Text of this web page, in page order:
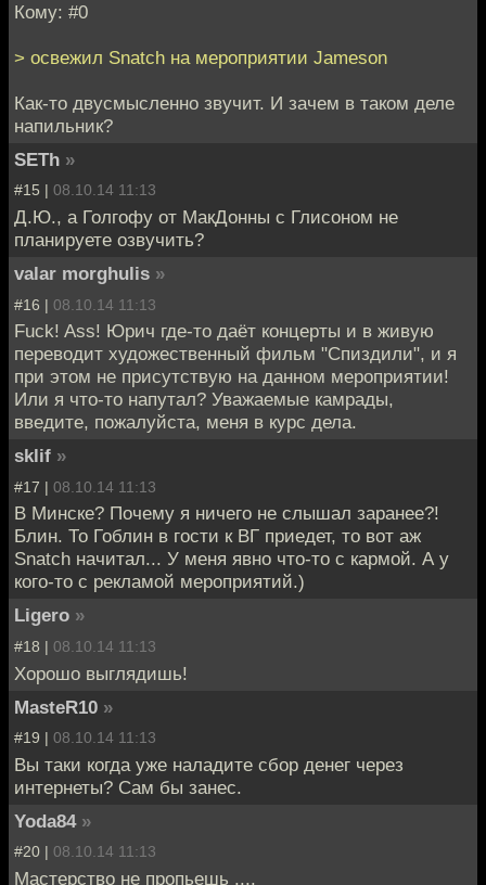
Кому: #0
> освежил Snatch на мероприятии Jameson
Как-то двусмысленно звучит. И зачем в таком деле
напильник?
SETh »
#15 | 08.10.14 11:13
Д.Ю., а Голгофу от МакДонны с Глисоном не
планируете озвучить?
valar morghulis »
#16 | 08.10.14 11:13
Fuck! Ass! Юрич где-то даёт концерты и в живую
переводит художественный фильм "Спиздили", и я
при этом не присутствую на данном мероприятии!
Или я что-то напутал? Уважаемые камрады,
введите, пожалуйста, меня в курс дела.
sklif »
#17 | 08.10.14 11:13
В Минске? Почему я ничего не слышал заранее?!
Блин. То Гоблин в гости к ВГ приедет, то вот аж
Snatch начитал... У меня явно что-то с кармой. А у
кого-то с рекламой мероприятий.)
Ligero »
#18 | 08.10.14 11:13
Хорошо выглядишь!
MasteR10 »
#19 | 08.10.14 11:13
Вы таки когда уже наладите сбор денег через
интернеты? Сам бы занес.
Yoda84 »
#20 | 08.10.14 11:13
Мастерство не пропьешь ....